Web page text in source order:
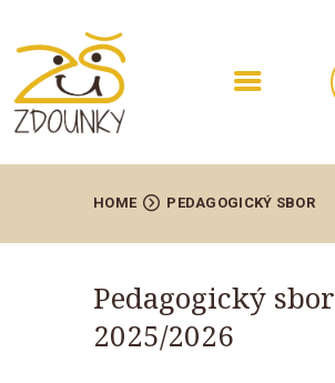
HOME PEDAGOGICKÝ SBOR
ŠKOLA
Pedagogický sbor
2025/2026